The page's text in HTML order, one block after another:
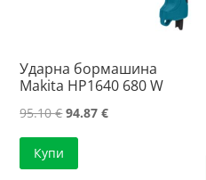
Ударна бормашина
Makita HP1640 680 W
95.10€Original
price
94.87€Текущата
Купи